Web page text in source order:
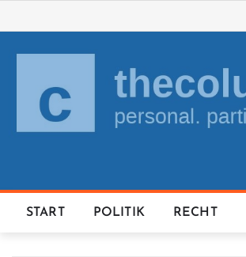
to
content
START POLITIK RECHT